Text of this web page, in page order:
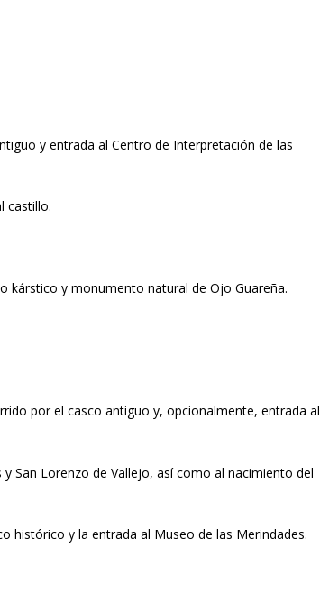
y entrada al Centro de Interpretación de las
castillo.
kárstico y monumento natural de Ojo Guareña.
por el casco antiguo y, opcionalmente, entrada al
San Lorenzo de Vallejo, así como al nacimiento del
histórico y la entrada al Museo de las Merindades.